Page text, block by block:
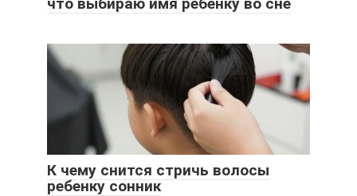
К чему снится стричь волосы
ребенку сонник